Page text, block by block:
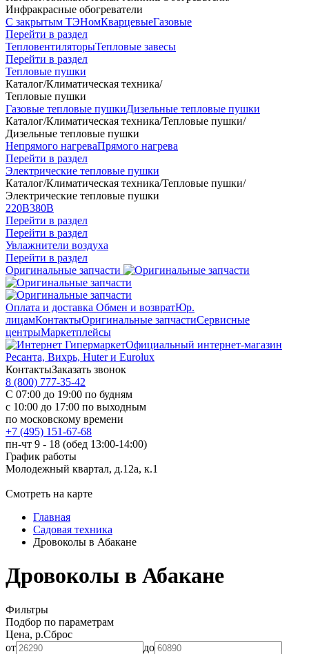
Инфракрасные обогреватели
С закрытым ТЭНомКварцевыеГазовые
Перейти в раздел
ТепловентиляторыТепловые завесы
Перейти в раздел
Тепловые пушки
Каталог/Климатическая техника/
Тепловые пушки
Газовые тепловые пушкиДизельные тепловые пушки
Каталог/Климатическая техника/Тепловые пушки/
Дизельные тепловые пушки
Непрямого нагреваПрямого нагрева
Перейти в раздел
Электрические тепловые пушки
Каталог/Климатическая техника/Тепловые пушки/
Электрические тепловые пушки
220В380В
Перейти в раздел
Перейти в раздел
Увлажнители воздуха
Перейти в раздел
Оригинальные запчасти
Оплата и доставка Обмен и возвратЮр.
лицамКонтактыОригинальные запчастиСервисные
центрыМаркетплейсы
Официальный интернет-магазин
Ресанта, Вихрь, Huter и Eurolux
КонтактыЗаказать звонок
8 (800) 777-35-42
С 07:00 до 19:00 по будням
с 10:00 до 17:00 по выходным
по московскому времени
+7 (495) 151-67-68
пн-чт 9 - 18 (обед 13:00-14:00)
График работы
Молодежный квартал, д.12а, к.1
Смотреть на карте
Главная
Садовая техника
Дровоколы в Абакане
Дровоколы в Абакане
Фильтры
Подбор по параметрам
Цена, р.Сброс
от
до